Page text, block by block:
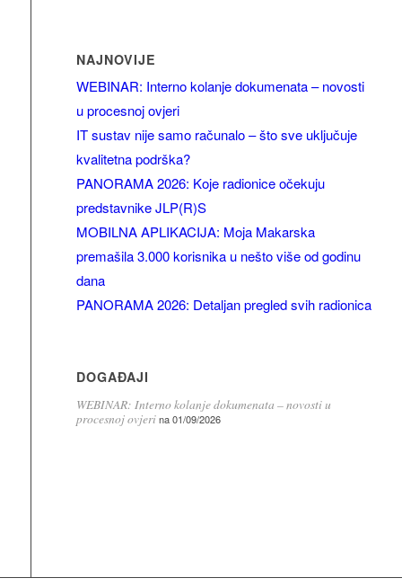
NAJNOVIJE
WEBINAR: Interno kolanje dokumenata – novosti
u procesnoj ovjeri
IT sustav nije samo računalo – što sve uključuje
kvalitetna podrška?
PANORAMA 2026: Koje radionice očekuju
predstavnike JLP(R)S
MOBILNA APLIKACIJA: Moja Makarska
premašila 3.000 korisnika u nešto više od godinu
dana
PANORAMA 2026: Detaljan pregled svih radionica
DOGAĐAJI
WEBINAR: Interno kolanje dokumenata – novosti u
procesnoj ovjerina 01/09/2026